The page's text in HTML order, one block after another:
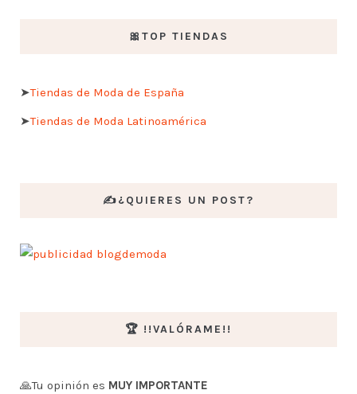
🎀TOP TIENDAS
➤Tiendas de Moda de España
➤Tiendas de Moda Latinoamérica
✍️¿QUIERES UN POST?
🏆 !!VALÓRAME!!
🙏Tu opinión es MUY IMPORTANTE